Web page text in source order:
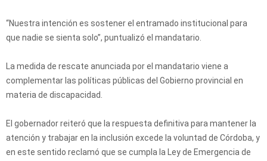
“Nuestra intención es sostener el entramado institucional para
que nadie se sienta solo”, puntualizó el mandatario.
La medida de rescate anunciada por el mandatario viene a
complementar las políticas públicas del Gobierno provincial en
materia de discapacidad.
El gobernador reiteró que la respuesta definitiva para mantener la
atención y trabajar en la inclusión excede la voluntad de Córdoba, y
en este sentido reclamó que se cumpla la Ley de Emergencia de